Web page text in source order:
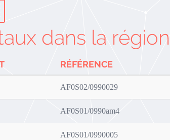
dans la région
RÉFÉRENCE
AF0S02/0990029
AF0S01/0990am4
AF0S01/0990005